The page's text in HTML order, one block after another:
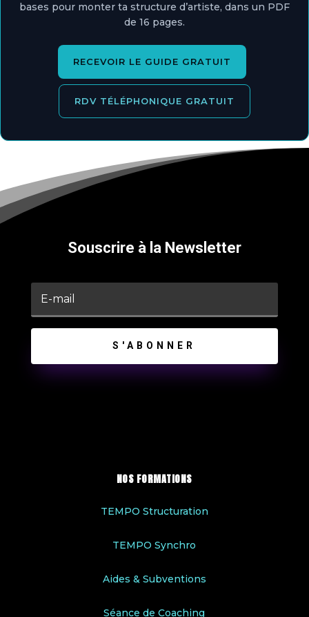
bases pour monter ta structure d’artiste, dans un PDF
de 16 pages.
RECEVOIR LE GUIDE GRATUIT
RDV TÉLÉPHONIQUE GRATUIT
Souscrire à la Newsletter
S'ABONNER
NOS FORMATIONS
TEMPO Structuration
TEMPO Synchro
Aides & Subventions
Séance de Coaching